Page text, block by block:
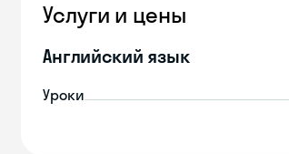
Услуги и цены
Английский язык
Уроки